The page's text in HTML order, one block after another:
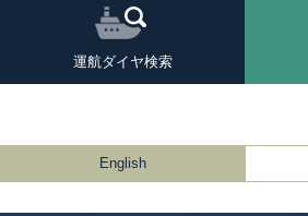
運航ダイヤ検索
English